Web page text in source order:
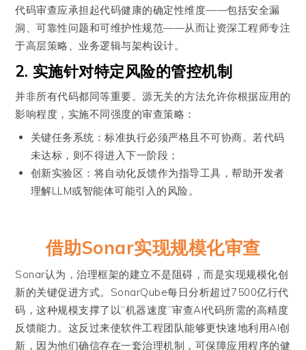
代码审查应承担起代码健康的确定性维度——包括安全漏
洞、可靠性问题和可维护性规范——从而让资深工程师专注
于高层策略、业务逻辑与架构设计。
2. 实施针对特定风险的管控机制
并非所有代码都同等重要。源无关的方法允许你根据应用的
影响程度，实施不同强度的审查策略：
关键任务系统：标准执行必须严格且不可协商。若代码
未达标，则不得进入下一阶段；
创新实验区：将自动化反馈作为指导工具，帮助开发者
理解LLM或智能体可能引入的风险。
借助Sonar实现规模化审查
Sonar认为，治理框架的建立不是阻碍，而是实现规模化创
新的关键促进方式。SonarQube每日分析超过7500亿行代
码，这种规模支撑了以”机器速度”审查AI代码所需的高精度
反馈能力。这反过来使软件工程团队能够更快速地利用AI创
新，因为他们确信存在一套治理机制，可保障应用程序的健